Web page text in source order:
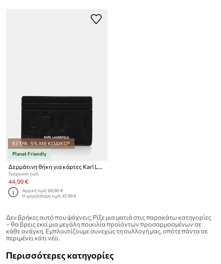
ΕΞΤΡΑ -5% ΜΕ ΚΩΔΙΚΟ*
Planet Friendly
Δερμάτινη θήκη για κάρτες Karl Lagerfeld K/LOOM
Τρέχουσα τιμή:
44,99 €
Αρχική τιμή:68,90 €
Η χαμηλότερη τιμή:47,99 €
Δεν βρήκες αυτό που ψάχνεις; Ρίξε μια ματιά στις παρακάτω κατηγορίες
– θα βρεις εκεί μια μεγάλη ποικιλία προϊόντων προσαρμοσμένων σε
κάθε ανάγκη. Εμπλουτίζουμε συνεχώς τη συλλογή μας, οπότε πάντα σε
περιμένει κάτι νέο.
Περισσότερες κατηγορίες